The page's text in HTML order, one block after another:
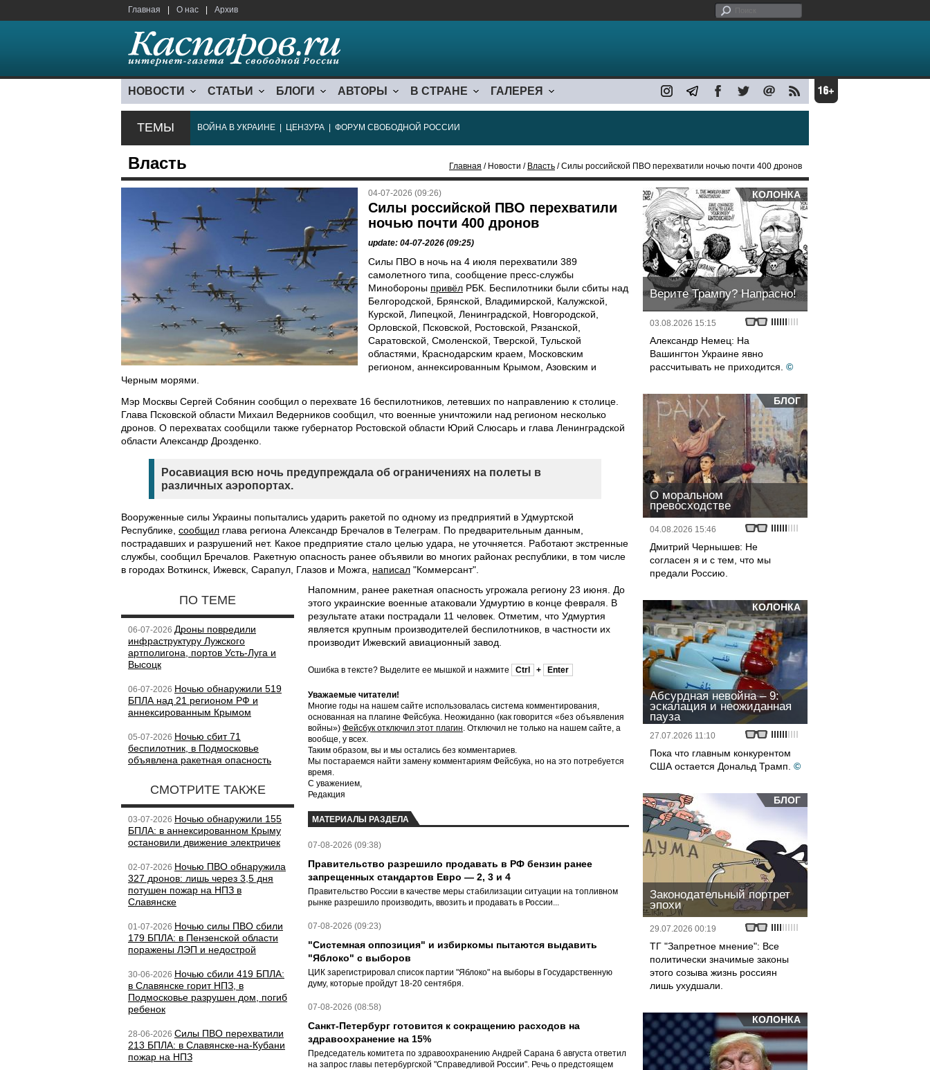
Главная О нас Архив
НОВОСТИ СТАТЬИ БЛОГИ АВТОРЫ В СТРАНЕ ГАЛЕРЕЯ
ТЕМЫ ВОЙНА В УКРАИНЕ ЦЕНЗУРА ФОРУМ СВОБОДНОЙ РОССИИ
Власть Главная / Новости / Власть / Силы российской ПВО перехватили ночью почти 400 дронов
04-07-2026 (09:26)
Силы российской ПВО перехватили
ночью почти 400 дронов
update: 04-07-2026 (09:25)
Силы ПВО в ночь на 4 июля перехватили 389
самолетного типа, сообщение пресс-службы
Минобороны привёл РБК. Беспилотники были сбиты над
Белгородской, Брянской, Владимирской, Калужской,
Курской, Липецкой, Ленинградской, Новгородской,
Орловской, Псковской, Ростовской, Рязанской,
Саратовской, Смоленской, Тверской, Тульской
областями, Краснодарским краем, Московским
регионом, аннексированным Крымом, Азовским и
Черным морями.
Мэр Москвы Сергей Собянин сообщил о перехвате 16 беспилотников, летевших по направлению к столице.
Глава Псковской области Михаил Ведерников сообщил, что военные уничтожили над регионом несколько
дронов. О перехватах сообщили также губернатор Ростовской области Юрий Слюсарь и глава Ленинградской
области Александр Дрозденко.
Росавиация всю ночь предупреждала об ограничениях на полеты в
различных аэропортах.
Вооруженные силы Украины попытались ударить ракетой по одному из предприятий в Удмуртской
Республике, сообщил глава региона Александр Бречалов в Телеграм. По предварительным данным,
пострадавших и разрушений нет. Какое предприятие стало целью удара, не уточняется. Работают экстренные
службы, сообщил Бречалов. Ракетную опасность ранее объявили во многих районах республики, в том числе
в городах Воткинск, Ижевск, Сарапул, Глазов и Можга, написал "Коммерсант".
ПО ТЕМЕ
06-07-2026 Дроны повредили
инфраструктуру Лужского
артполигона, портов Усть-Луга и
Высоцк
06-07-2026 Ночью обнаружили 519
БПЛА над 21 регионом РФ и
аннексированным Крымом
05-07-2026 Ночью сбит 71
беспилотник, в Подмосковье
объявлена ракетная опасность
СМОТРИТЕ ТАКЖЕ
03-07-2026 Ночью обнаружили 155
БПЛА: в аннексированном Крыму
остановили движение электричек
02-07-2026 Ночью ПВО обнаружила
327 дронов: лишь через 3,5 дня
потушен пожар на НПЗ в
Славянске
01-07-2026 Ночью силы ПВО сбили
179 БПЛА: в Пензенской области
поражены ЛЭП и недострой
30-06-2026 Ночью сбили 419 БПЛА:
в Славянске горит НПЗ, в
Подмосковье разрушен дом, погиб
ребенок
28-06-2026 Силы ПВО перехватили
213 БПЛА: в Славянске-на-Кубани
пожар на НПЗ
Напомним, ранее ракетная опасность угрожала региону 23 июня. До
этого украинские военные атаковали Удмуртию в конце февраля. В
результате атаки пострадали 11 человек. Отметим, что Удмуртия
является крупным производителей беспилотников, в частности их
производит Ижевский авиационный завод.
Ошибка в тексте? Выделите ее мышкой и нажмите Ctrl + Enter
Уважаемые читатели!
Многие годы на нашем сайте использовалась система комментирования,
основанная на плагине Фейсбука. Неожиданно (как говорится «без объявления
войны») Фейсбук отключил этот плагин. Отключил не только на нашем сайте, а
вообще, у всех.
Таким образом, вы и мы остались без комментариев.
Мы постараемся найти замену комментариям Фейсбука, но на это потребуется
время.
С уважением,
Редакция
МАТЕРИАЛЫ РАЗДЕЛА
07-08-2026 (09:38)
Правительство разрешило продавать в РФ бензин ранее
запрещенных стандартов Евро — 2, 3 и 4
Правительство России в качестве меры стабилизации ситуации на топливном
рынке разрешило производить, ввозить и продавать в России...
07-08-2026 (09:23)
"Системная оппозиция" и избиркомы пытаются выдавить
"Яблоко" с выборов
ЦИК зарегистрировал список партии "Яблоко" на выборы в Государственную
думу, которые пройдут 18-20 сентября.
07-08-2026 (08:58)
Санкт-Петербург готовится к сокращению расходов на
здравоохранение на 15%
Председатель комитета по здравоохранению Андрей Сарана 6 августа ответил
на запрос главы петербургской "Справедливой России". Речь о предстоящем
КОЛОНКА
Верите Трампу? Напрасно!
03.08.2026 15:15
Александр Немец: На
Вашингтон Украине явно
рассчитывать не приходится. ©
БЛОГ
О моральном
превосходстве
04.08.2026 15:46
Дмитрий Чернышев: Не
согласен я и с тем, что мы
предали Россию.
КОЛОНКА
Абсурдная невойна – 9:
эскалация и неожиданная
пауза
27.07.2026 11:10
Пока что главным конкурентом
США остается Дональд Трамп. ©
БЛОГ
Законодательный портрет
эпохи
29.07.2026 00:19
ТГ "Запретное мнение": Все
политически значимые законы
этого созыва жизнь россиян
лишь ухудшали.
КОЛОНКА